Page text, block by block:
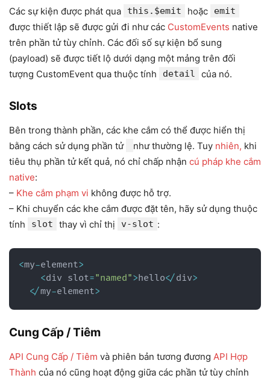
Các sự kiện được phát qua this.$emit hoặc emit
được thiết lập sẽ được gửi đi như các CustomEvents native
trên phần tử tùy chỉnh. Các đối số sự kiện bổ sung
(payload) sẽ được tiết lộ dưới dạng một mảng trên đối
tượng CustomEvent qua thuộc tính
detail của nó.
Slots
Bên trong thành phần, các khe cắm có thể được hiển thị
bằng cách sử dụng phần tử
như thường lệ. Tuy nhiên, khi
tiêu thụ phần tử kết quả, nó chỉ chấp nhận cú pháp khe cắm
native:
– Khe cắm phạm vi không được hỗ trợ.
– Khi chuyển các khe cắm được đặt tên, hãy sử dụng thuộc
tính
slot thay vì chỉ thị v-slot :
<my-element>
<div slot="named">hello</div>
</my-element>
Cung Cấp / Tiêm
API Cung Cấp / Tiêm và phiên bản tương đương API Hợp
Thành của nó cũng hoạt động giữa các phần tử tùy chỉnh